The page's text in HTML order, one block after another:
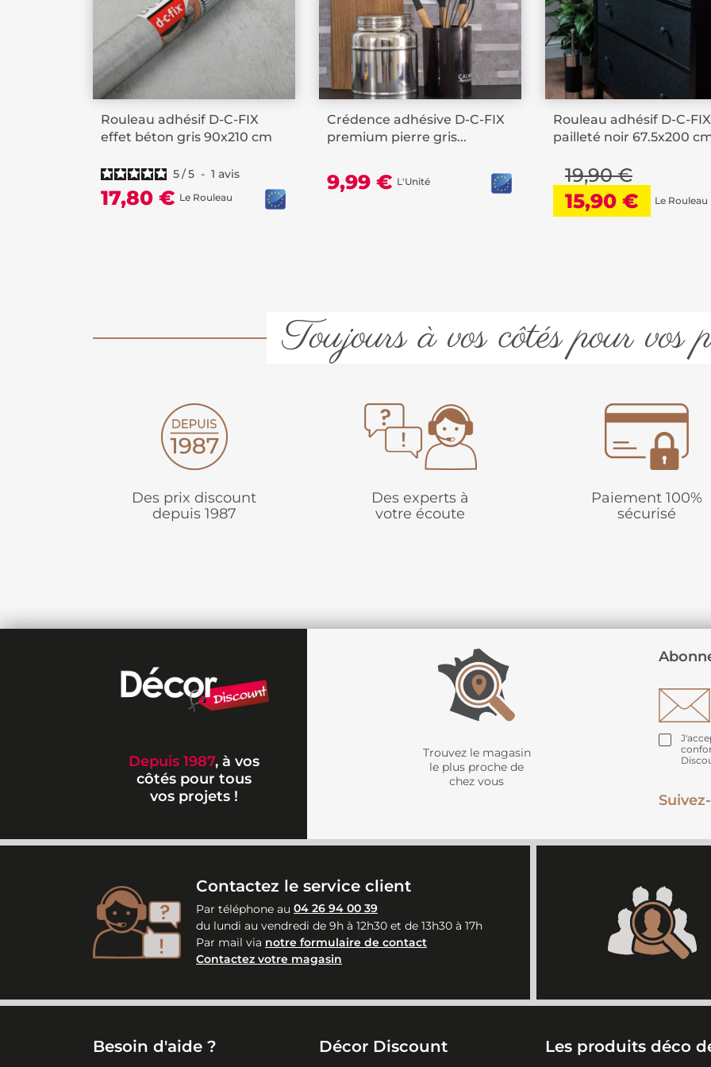
Rouleau adhésif D-C-FIX
effet béton gris 90x210 cm
5/5 - 1 avis
17,80 € Le Rouleau
Crédence adhésive D-C-FIX
premium pierre gris...
9,99 € L'Unité
Rouleau adhésif D-C-FIX
pailleté noir 67.5x200
19,90 €
15,90 € Le Rouleau
Toujours à vos côtés pour vos
Des prix discount
depuis 1987
Des experts à
votre écoute
Paiement 100%
sécurisé
Depuis 1987, à vos
côtés pour tous
vos projets !
Trouvez le magasin
le plus proche de
chez vous
Contactez le service client
Par téléphone au 04 26 94 00 39
du lundi au vendredi de 9h à 12h30 et de 13h30 à 17h
Par mail via notre formulaire de contact
Contactez votre magasin
Besoin d'aide ? Décor Discount Les produits déco